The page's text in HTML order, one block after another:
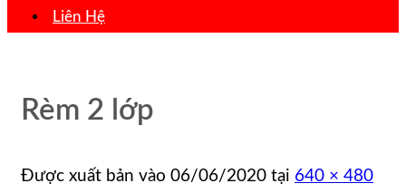
Liên Hệ
Rèm 2 lớp
Được xuất bản vào 06/06/2020 tại 640 × 480